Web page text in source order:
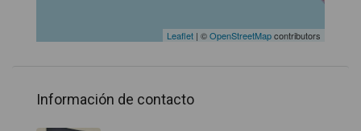
Leaflet | ©OpenStreetMapcontributors
Información de contacto